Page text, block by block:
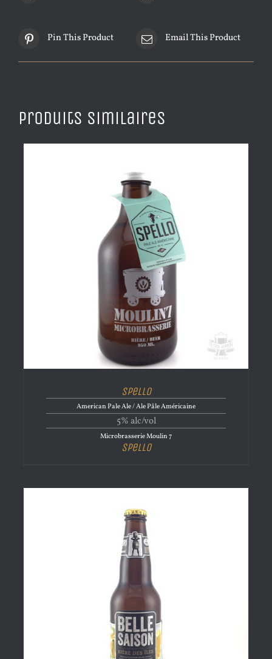
Pin This Product Email This Product
Produits similaires
Spello
American Pale Ale / Ale Pâle Américaine
5% alc/vol
Microbrasserie Moulin 7
Spello